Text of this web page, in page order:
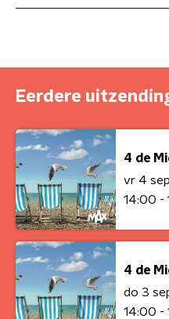
Eerdere
4 de
vr 4
14:00 -
4 de
do 3
14:00 -